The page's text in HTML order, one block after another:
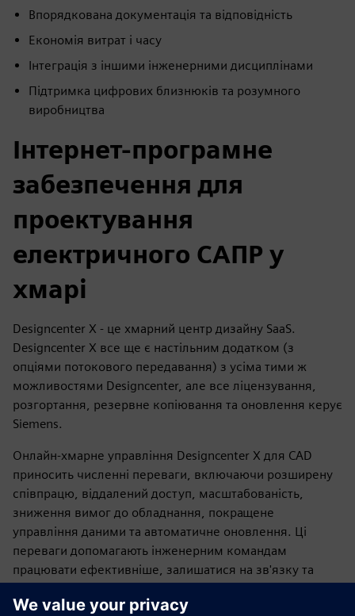
Впорядкована документація та відповідність
Економія витрат і часу
Інтеграція з іншими інженерними дисциплінами
Підтримка цифрових близнюків та розумного
виробництва
Інтернет-програмне
забезпечення для
проектування
електричного САПР у
хмарі
Designcenter X - це хмарний центр дизайну SaaS.
Designcenter X все ще є настільним додатком (з
опціями потокового передавання) з усіма тими ж
можливостями Designcenter, але все ліцензування,
розгортання, резервне копіювання та оновлення керує
Siemens.
Онлайн-хмарне управління Designcenter X для CAD
приносить численні переваги, включаючи розширену
співпрацю, віддалений доступ, масштабованість,
зниження вимог до обладнання, покращене
управління даними та автоматичне оновлення. Ці
переваги допомагають інженерним командам
працювати ефективніше, залишатися на зв'язку та
швидко мінливому середовищі дизайну. Ви можете